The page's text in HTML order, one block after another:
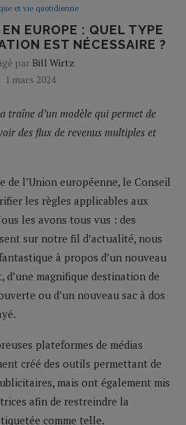
et vie quotidienne
EUROPE : QUEL TYPE
EST NÉCESSAIRE ?
par Bill Wirtz
1 mars 2024
traîne d’un modèle qui permet de
des flux de revenus multiples et
de l’Union européenne, le Conseil
les règles applicables aux
les avons tous vus : des
sur notre fil d’actualité, nous
à propos d’un nouveau
d’une magnifique destination de
ou d’un nouveau sac à dos
plateformes de médias
créé des outils permettant de
mais ont également mis
afin de restreindre la
comme telle.